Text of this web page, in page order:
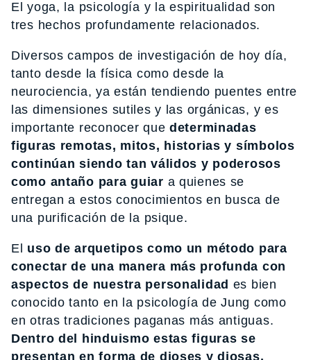
El yoga, la psicología y la espiritualidad son
tres hechos profundamente relacionados.
Diversos campos de investigación de hoy día,
tanto desde la física como desde la
neurociencia, ya están tendiendo puentes entre
las dimensiones sutiles y las orgánicas, y es
importante reconocer quedeterminadas
figuras remotas, mitos, historias y símbolos
continúan siendo tan válidos y poderosos
como antaño para guiar a quienes se
entregan a estos conocimientos en busca de
una purificación de la psique.
El uso de arquetipos como un método para
conectar de una manera más profunda con
aspectos de nuestra personalidad es bien
conocido tanto en la psicología de Jung como
en otras tradiciones paganas más antiguas.
Dentro del hinduismo estas figuras se
presentan en forma de dioses y diosas,